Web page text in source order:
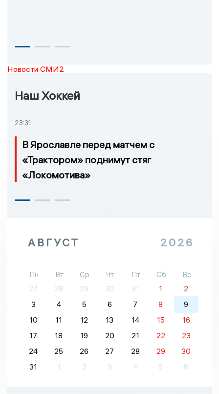
Новости СМИ2
Наш Хоккей
23:31
В Ярославле перед матчем с
«Трактором» поднимут стяг
«Локомотива»
АВГУСТ 2026
Пн Вт Ср Чт Пт Сб
Вс
27
28 29 30 31 1
2
3
4 5 6 7 8
9
10
11 12 13 14 15
16
17
18 19 20 21 22
23
24
25 26 27 28 29
30
31
1 2 3 4 5 6